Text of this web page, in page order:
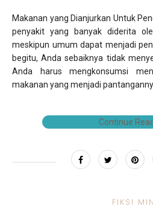
Makanan yang Dianjurkan Untuk
penyakit yang banyak diderita
meskipun umum dapat menjadi
begitu, Anda sebaiknya tidak
Anda harus mengkonsumsi
makanan yang menjadi
Continue
FIKSI